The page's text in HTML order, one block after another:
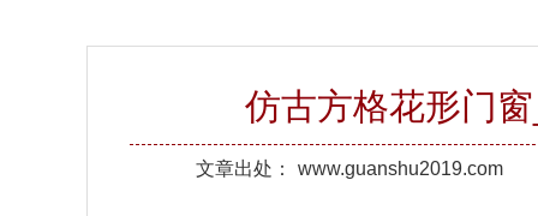
仿古方格花形门
文章出处： www.guanshu2019.com